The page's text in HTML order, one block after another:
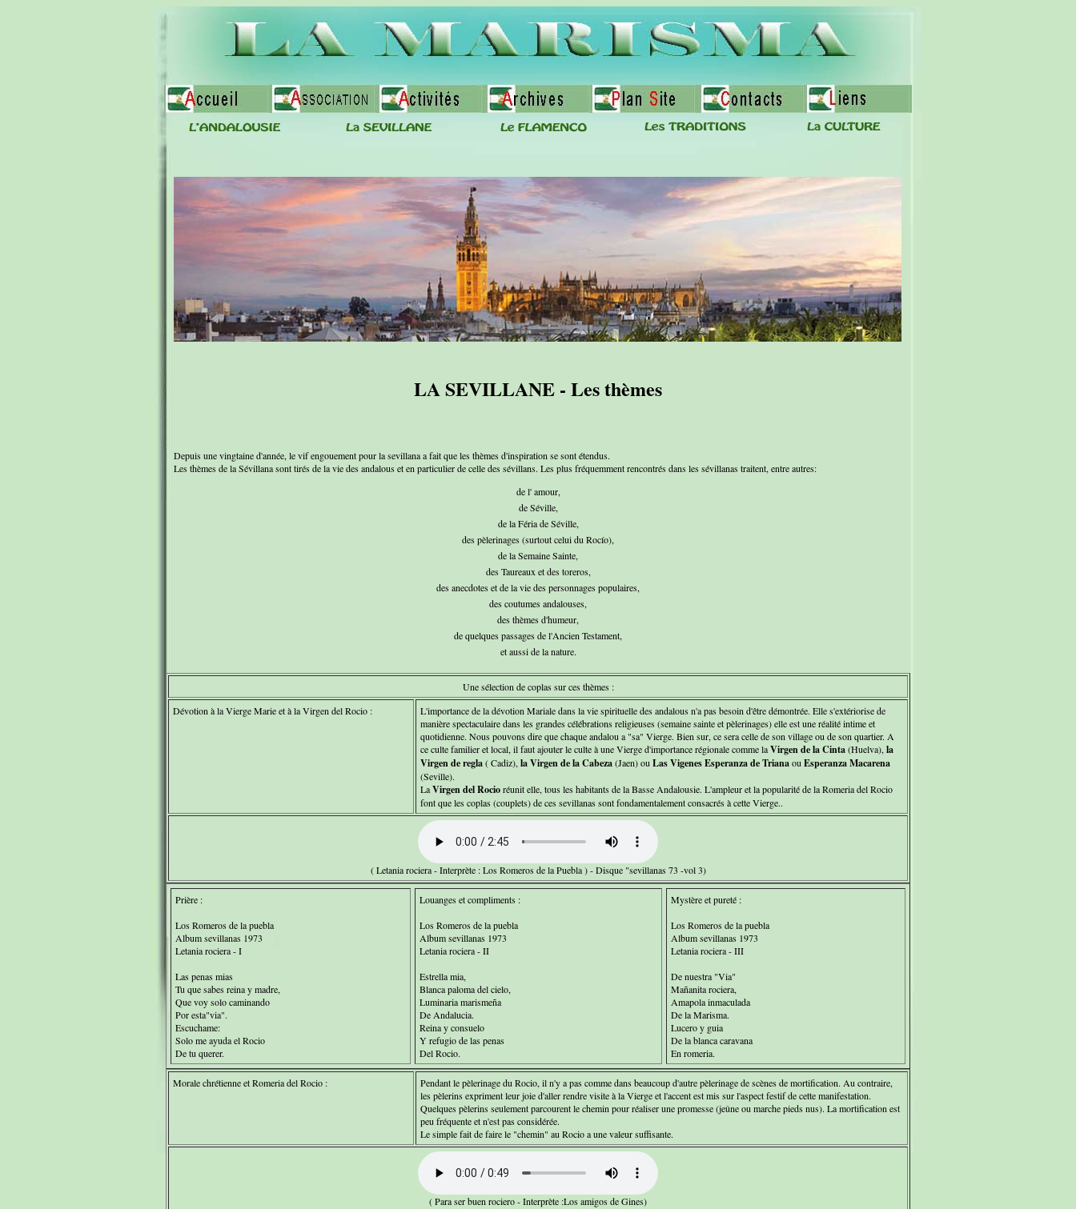
LA SEVILLANE - Les thèmes
Depuis une vingtaine d'année, le vif engouement pour la sevillana a fait que les thèmes d'inspiration se sont étendus.
Les thèmes de la Sévillana sont tirés de la vie des andalous et en particulier de celle des sévillans. Les plus fréquemment rencontrés dans les sévillanas traitent, entre autres:
de l' amour,
de Séville,
de la Féria de Séville,
des pèlerinages (surtout celui du Rocío),
de la Semaine Sainte,
des Taureaux et des toreros,
des anecdotes et de la vie des personnages populaires,
des coutumes andalouses,
des thèmes d'humeur,
de quelques passages de l'Ancien Testament,
et aussi de la nature.
Une sélection de coplas sur ces thèmes :
Dévotion à la Vierge Marie et à la Virgen del Rocio :
L'importance de la dévotion Mariale dans la vie spirituelle des andalous n'a pas besoin d'être démontrée. Elle s'extériorise de
manière spectaculaire dans les grandes célébrations religieuses (semaine sainte et pèlerinages) elle est une réalité intime et
quotidienne. Nous pouvons dire que chaque andalou a "sa" Vierge. Bien sur, ce sera celle de son village ou de son quartier. A
ce culte familier et local, il faut ajouter le culte à une Vierge d'importance régionale comme laVirgen de la Cinta(Huelva), la
Virgen de regla( Cadiz), la Virgen de la Cabeza(Jaen) ou Las Vigenes Esperanza de Trianaou Esperanza Macarena
(Seville).
LaVirgen del Rocioréunit elle, tous les habitants de la Basse Andalousie. L'ampleur et la popularité de la Romeria del Rocio
font que les coplas (couplets) de ces sevillanas sont fondamentalement consacrés à cette Vierge..
( Letania rociera - Interprète : Los Romeros de la Puebla ) - Disque "sevillanas 73 -vol 3)
Prière :
Los Romeros de la puebla
Album sevillanas 1973
Letania rociera - I
Las penas mias
Tu que sabes reina y madre,
Que voy solo caminando
Por esta"via".
Escuchame:
Solo me ayuda el Rocio
De tu querer.
Louanges et compliments :
Los Romeros de la puebla
Album sevillanas 1973
Letania rociera - II
Estrella mia,
Blanca paloma del cielo,
Luminaria marismeña
De Andalucia.
Reina y consuelo
Y refugio de las penas
Del Rocio.
Mystère et pureté :
Los Romeros de la puebla
Album sevillanas 1973
Letania rociera - III
De nuestra "Via"
Mañanita rociera,
Amapola inmaculada
De la Marisma.
Lucero y guia
De la blanca caravana
En romeria.
Morale chrétienne et Romeria del Rocio :
Pendant le pèlerinage du Rocio, il n'y a pas comme dans beaucoup d'autre pèlerinage de scènes de mortification. Au contraire,
les pèlerins expriment leur joie d'aller rendre visite à la Vierge et l'accent est mis sur l'aspect festif de cette manifestation.
Quelques pèlerins seulement parcourent le chemin pour réaliser une promesse (jeûne ou marche pieds nus). La mortification est
peu fréquente et n'est pas considérée.
Le simple fait de faire le "chemin" au Rocio a une valeur suffisante.
( Para ser buen rociero - Interprète :Los amigos de Gines)